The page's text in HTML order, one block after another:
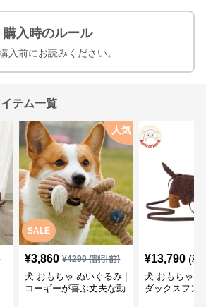
購入時のルール
入前にお読みください。
テム一覧
SALE
人気
¥3,860 ¥4290(割引前)
犬 おもちゃ ぬいぐるみ |
コーギーが喜ぶ丈夫な動
¥13,790 (税
犬 おもちゃ
ダックスフン